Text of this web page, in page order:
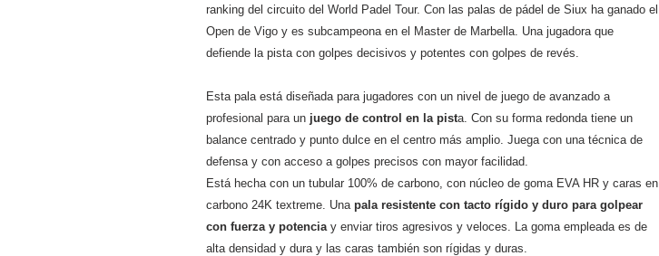
ranking del circuito del World Padel Tour. Con las palas de pádel de Siux ha ganado el
Open de Vigo y es subcampeona en el Master de Marbella. Una jugadora que
defiende la pista con golpes decisivos y potentes con golpes de revés.
Esta pala está diseñada para jugadores con un nivel de juego de avanzado a
profesional para un juego de control en la pista. Con su forma redonda tiene un
balance centrado y punto dulce en el centro más amplio. Juega con una técnica de
defensa y con acceso a golpes precisos con mayor facilidad.
Está hecha con un tubular 100% de carbono, con núcleo de goma EVA HR y caras en
carbono 24K textreme. Unapala resistente con tacto rígido y duro para golpear
con fuerza y potencia y enviar tiros agresivos y veloces. La goma empleada es de
alta densidad y dura y las caras también son rígidas y duras.